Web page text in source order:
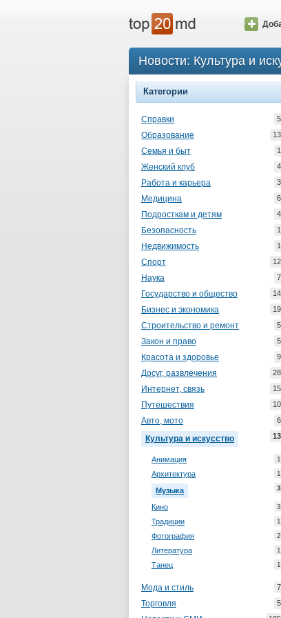
Новости: Культура и
Категории
Справки 5
Образование 13
Семья и быт 1
Женский клуб 4
Работа и карьера 3
Медицина 6
Подросткам и детям 4
Безопасность 1
Недвижимость 1
Спорт 12
Наука 7
Государство и общество 14
Бизнес и экономика 19
Строительство и ремонт 5
Закон и право 5
Красота и здоровье 9
Досуг, развлечения 28
Интернет, связь 15
Путешествия 10
Авто, мото 6
Культура и искусство 13
Анимация 1
Архитектура 1
Музыка 3
Кино 3
Традиции 1
Фотография 2
Литература 1
Танец 1
Мода и стиль 7
Торговля 5